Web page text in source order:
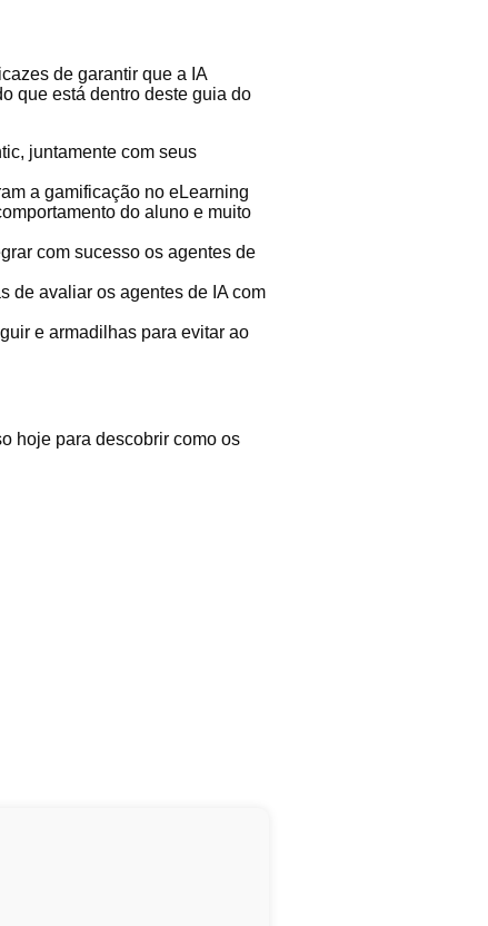
de garantir que a IA
que está dentro deste guia do
juntamente com seus
a gamificação no eLearning
do aluno e muito
com sucesso os agentes de
de avaliar os agentes de IA com
e armadilhas para evitar ao
hoje para descobrir como os